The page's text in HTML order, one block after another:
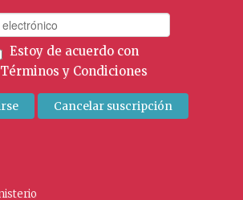
Estoy de acuerdo con
Términos y Condiciones